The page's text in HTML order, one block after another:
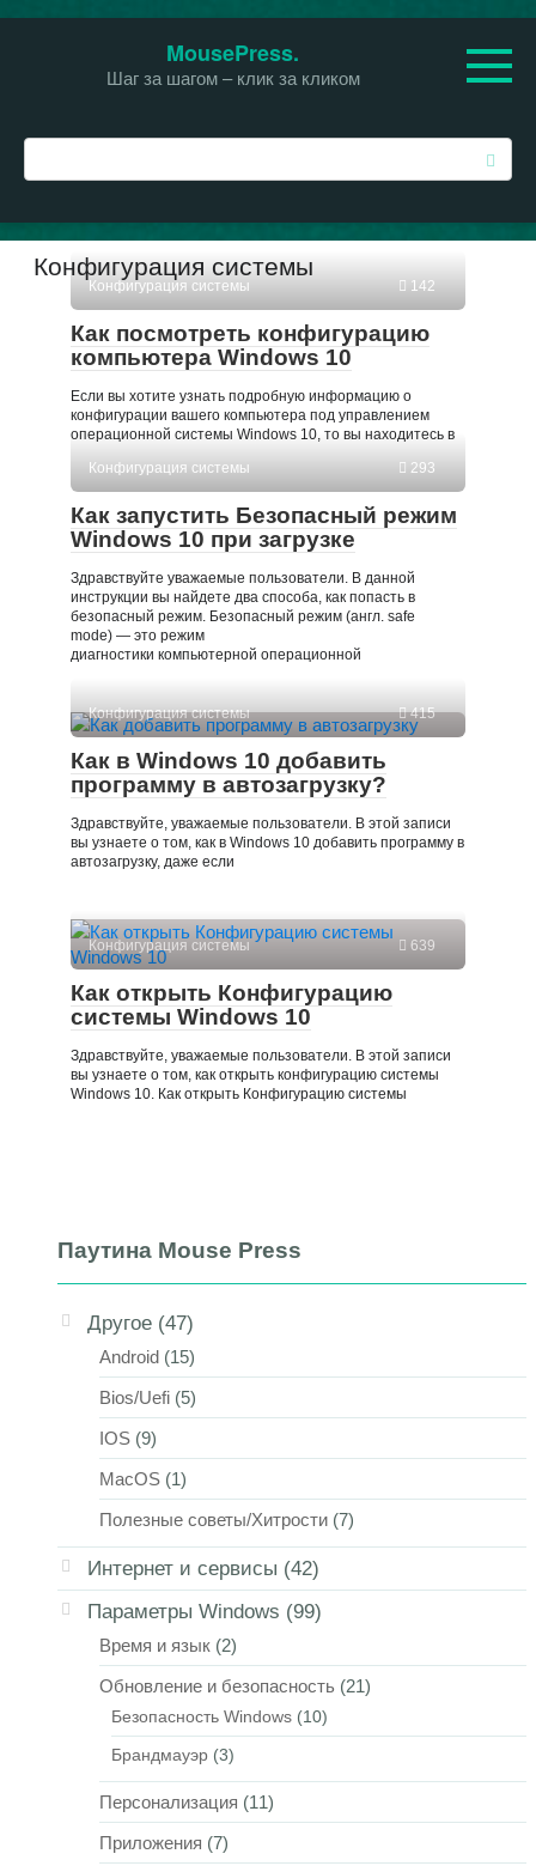
MousePress.
Шаг за шагом – клик за кликом
о
с
:
Конфигурация системы
Конфигурация системы 142
Как посмотреть конфигурацию
компьютера Windows 10
Если вы хотите узнать подробную информацию о
конфигурации вашего компьютера под управлением
операционной системы Windows 10, то вы находитесь в
Конфигурация системы
293
Как запустить Безопасный режим
Windows 10 при загрузке
Здравствуйте уважаемые пользователи. В данной
инструкции вы найдете два способа, как попасть в
безопасный режим. Безопасный режим (англ. safe
mode) — это режим
диагностики компьютерной операционной
Конфигурация системы 415
Как в Windows 10 добавить
программу в автозагрузку?
Здравствуйте, уважаемые пользователи. В этой записи
вы узнаете о том, как в Windows 10 добавить программу в
автозагрузку, даже если
Конфигурация системы 639
Как открыть Конфигурацию
системы Windows 10
Здравствуйте, уважаемые пользователи. В этой записи
вы узнаете о том, как открыть конфигурацию системы
Windows 10. Как открыть Конфигурацию системы
Паутина Mouse Press
Другое (47)
Android (15)
Bios/Uefi (5)
IOS (9)
MacOS (1)
Полезные советы/Хитрости (7)
Интернет и сервисы (42)
Параметры Windows (99)
Время и язык (2)
Обновление и безопасность (21)
Безопасность Windows (10)
Брандмауэр (3)
Персонализация (11)
Приложения (7)